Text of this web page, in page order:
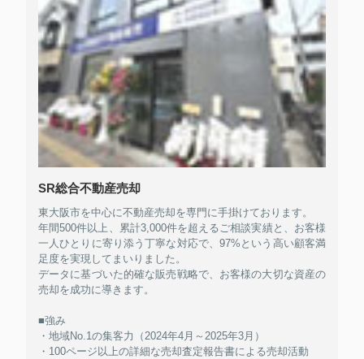
SR総合不動産売却
東大阪市を中心に不動産売却を専門に手掛けております。
年間500件以上、累計3,000件を超えるご相談実績と、お客様
一人ひとりに寄り添う丁寧な対応で、97%という高い顧客満
足度を実現してまいりました。
データに基づいた的確な販売戦略で、お客様の大切な資産の
売却を成功に導きます。
■強み
・地域No.1の集客力（2024年4月～2025年3月）
・100ページ以上の詳細な売却査定報告書による売却活動